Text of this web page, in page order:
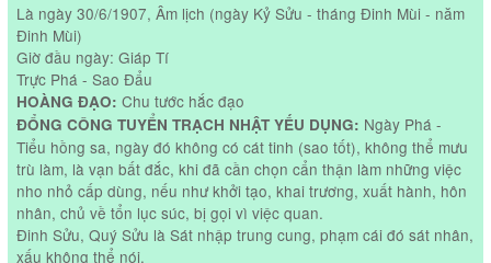
Là ngày 30/6/1907, Âm lịch (ngày Kỷ Sửu - tháng Đinh Mùi - năm
Đinh Mùi)
Giờ đầu ngày: Giáp Tí
Trực Phá - Sao Đẩu
HOÀNG ĐẠO: Chu tước hắc đạo
ĐỔNG CÔNG TUYỂN TRẠCH NHẬT YẾU DỤNG: Ngày Phá -
Tiểu hồng sa, ngày đó không có cát tinh (sao tốt), không thể mưu
trù làm, là vạn bất đắc, khi đã cần chọn cẩn thận làm những việc
nho nhỏ cấp dùng, nếu như khởi tạo, khai trương, xuất hành, hôn
nhân, chủ về tổn lục súc, bị gọi vì việc quan.
Đinh Sửu, Quý Sửu là Sát nhập trung cung, phạm cái đó sát nhân,
xấu không thể nói.